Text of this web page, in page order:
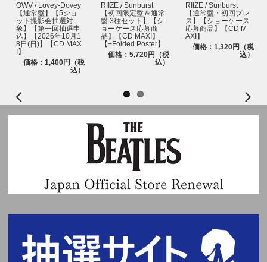
れるものは不可
・在学証明書は不可
・予備校・専門学校発行のものは不可
・学校より顔写真付き学生証・生徒手帳・生徒証明書・身分証明書が発行さ
れない学生＜高校生まで＞に限り、下記2点をお持ちであれば可。その他の
組み合わせは不可
『顔写真無し学生証・生徒手帳 + 住民票(世帯全員)』
行の身分証明書でも可(在学証明書は不可)
※ただし、生徒氏名記入欄がないものや、記入欄に名前の記入のないものは
・住民票は(世帯全員)が記載されているものに限る。(世帯の一部)は不可、
個人番号記載のものは見えないように保護した上でご提示ください。
※上記『顔写真付きの指定身分証』以外の顔写真付きの特殊技術免許証や仮
の運転免許証、社員証、健康保険証などをご持参いただいてもご参加できま
せん。必ず上記で指定されている【1】～【6】の『顔写真付きの指定身分
証』を1点ご持参ください。
ださい。
い。
▼外国籍の方について
OWV / Lovey-Dovey
【通常盤】【5ショ
ット撮影会抽選対
象】【第一回抽選申
込】【2026年10月1
8日(日)】【CD MAX
I】
価格：1,400円（税
込）
RIIZE / Sunburst
【初回限定盤＆通常
盤 3種セット】【シ
ョーケース応募商
品】【CD MAXI】
【+Folded Poster】
価格：5,720円（税
込）
RIIZE / Sunburst
【通常盤・初回プレ
ス】【ショーケース
応募商品】【CD M
AXI】
価格：1,320円（税
込）